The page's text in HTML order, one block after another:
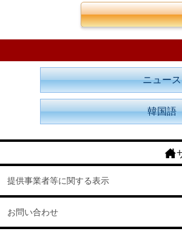
ニュース
韓国語
提供事業者等に関する表示
お問い合わせ